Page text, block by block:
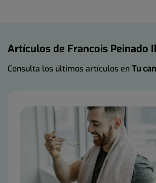
Artículos de Francois Peinado
Consulta los últimos artículos enTu